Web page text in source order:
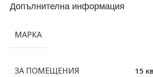
Допълнителна информация
МАРКА
ЗА ПОМЕЩЕНИЯ 15